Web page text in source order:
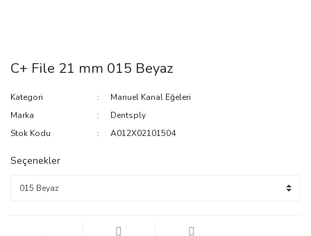
C+ File 21 mm 015 Beyaz
Kategori
Manuel Kanal Eğeleri
Marka
Dentsply
Stok Kodu
A012X02101504
Seçenekler